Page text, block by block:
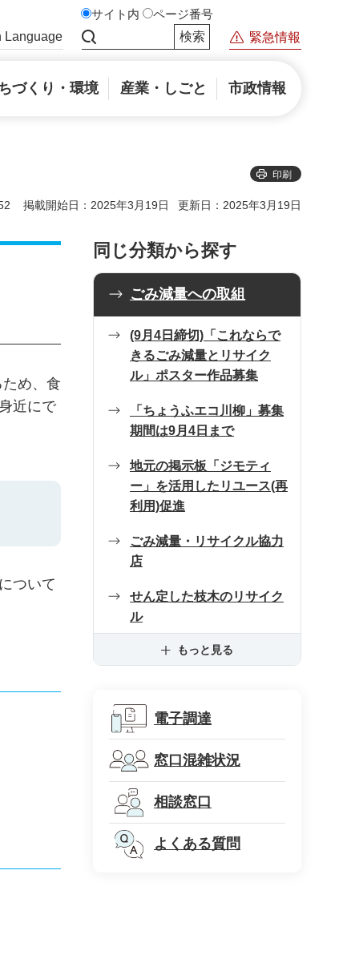
Language
サイト内 ページ番号
緊急情報
づくり・環境 産業・しごと 市政情報
印刷
掲載開始日：2025年3月19日 更新日：2025年3月19日
め、食
近にで
ついて
同じ分類から探す
ごみ減量への取組
(9月4日締切)「これならで
きるごみ減量とリサイク
ル」ポスター作品募集
「ちょうふエコ川柳」募集
期間は9月4日まで
地元の掲示板「ジモティ
ー」を活用したリユース(再
利用)促進
ごみ減量・リサイクル協力
店
せん定した枝木のリサイク
ル
もっと見る
電子調達
窓口混雑状況
相談窓口
よくある質問